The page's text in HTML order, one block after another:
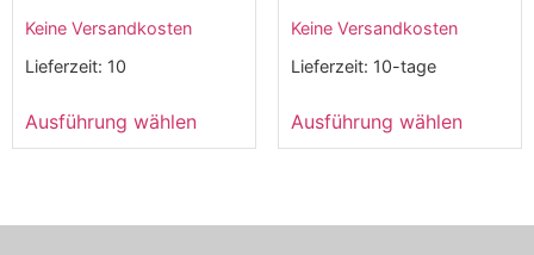
Keine Versandkosten
Lieferzeit: 10
Ausführung wählen
Keine Versandkosten
Lieferzeit: 10-tage
Ausführung wählen